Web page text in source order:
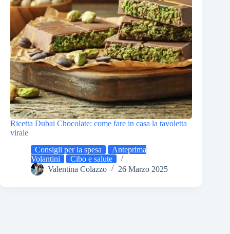
Ricetta Dubai Chocolate: come fare in casa la tavoletta
virale
Consigli per la spesa
Anteprima
Volantini
Cibo e salute
Valentina Colazzo
26 Marzo 2025